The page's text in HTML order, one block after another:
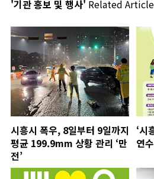
'기관 홍보 및 행사' Related
시흥시 폭우, 8일부터 9일까지
평균 199.9mm 상황 관리 ‘만
전’
‘시
연